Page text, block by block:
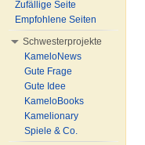
Zufällige Seite
Empfohlene Seiten
Schwesterprojekte
KameloNews
Gute Frage
Gute Idee
KameloBooks
Kamelionary
Spiele & Co.